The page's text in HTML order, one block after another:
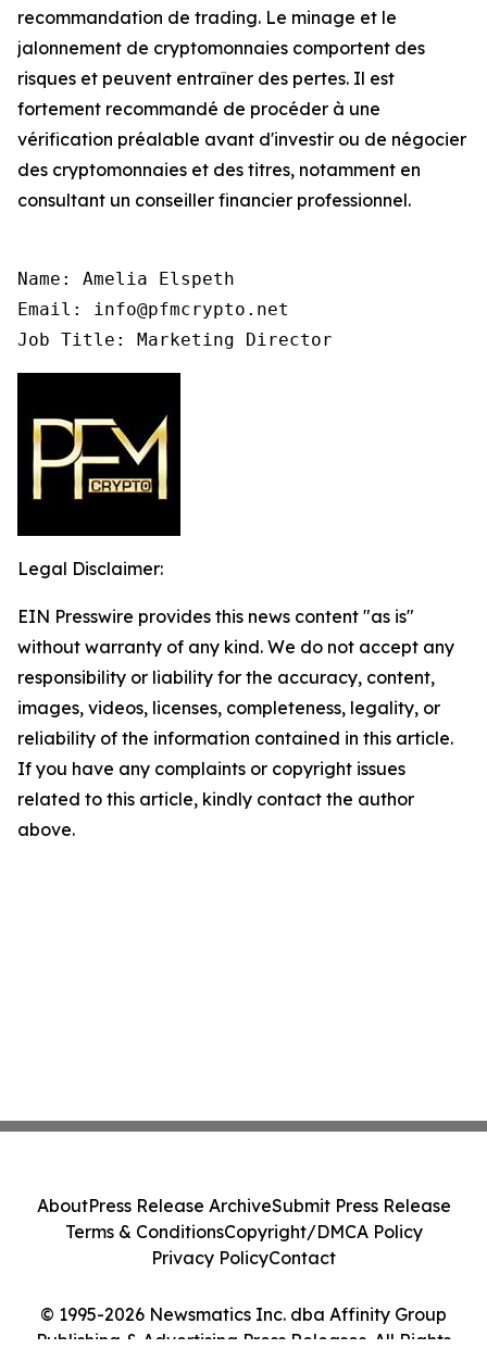
recommandation de trading. Le minage et le
jalonnement de cryptomonnaies comportent des
risques et peuvent entraîner des pertes. Il est
fortement recommandé de procéder à une
vérification préalable avant d'investir ou de négocier
des cryptomonnaies et des titres, notamment en
consultant un conseiller financier professionnel.
Name: Amelia Elspeth
Email: info@pfmcrypto.net
Job Title: Marketing Director
Legal Disclaimer:
EIN Presswire provides this news content "as is"
without warranty of any kind. We do not accept any
responsibility or liability for the accuracy, content,
images, videos, licenses, completeness, legality, or
reliability of the information contained in this article.
If you have any complaints or copyright issues
related to this article, kindly contact the author
above.
© 1995-2026 Newsmatics Inc. dba Affinity Group
Publishing & Advertising Press Releases. All Rights
AboutPress Release ArchiveSubmit Press Release
Terms & ConditionsCopyright/DMCA Policy
Privacy PolicyContact